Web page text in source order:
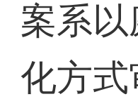
案系
化方